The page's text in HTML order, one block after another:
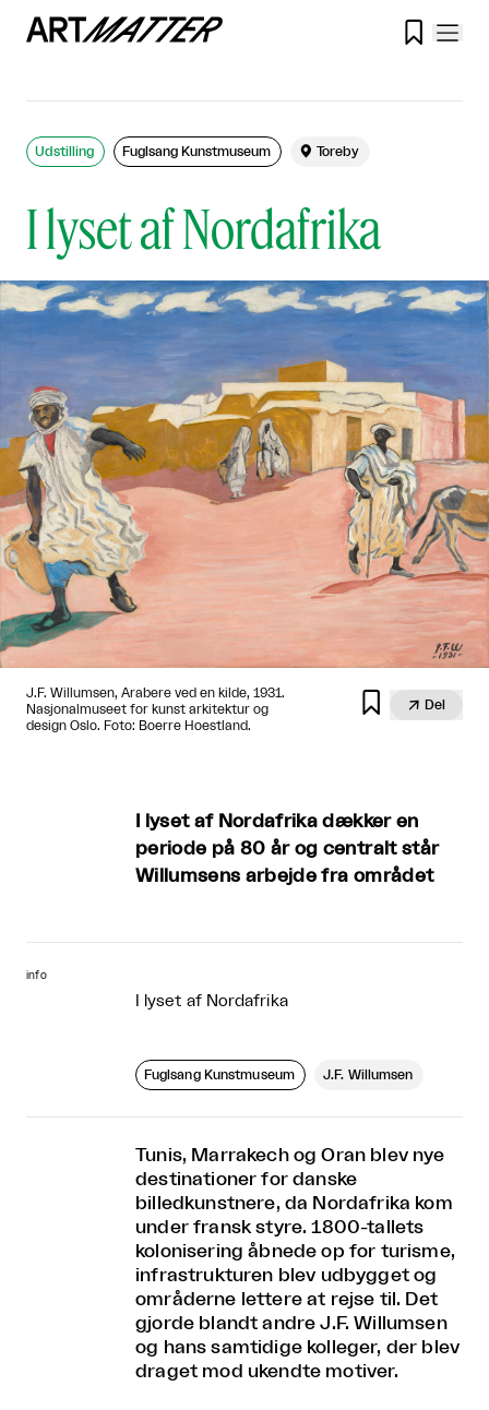

I lyset af Nordafrika
Udstilling Fuglsang Kunstmuseum  Toreby
J.F. Willumsen, Arabere ved en kilde, 1931.
Nasjonalmuseet for kunst arkitektur og
design Oslo. Foto: Boerre Hoestland.
  Del
I lyset af Nordafrika dækker en
periode på 80 år og centralt står
Willumsens arbejde fra området
info
I lyset af Nordafrika
Fuglsang Kunstmuseum J.F. Willumsen
Tunis, Marrakech og Oran blev nye
destinationer for danske
billedkunstnere, da Nordafrika kom
under fransk styre. 1800-tallets
kolonisering åbnede op for turisme,
infrastrukturen blev udbygget og
områderne lettere at rejse til. Det
gjorde blandt andre J.F. Willumsen
og hans samtidige kolleger, der blev
draget mod ukendte motiver.